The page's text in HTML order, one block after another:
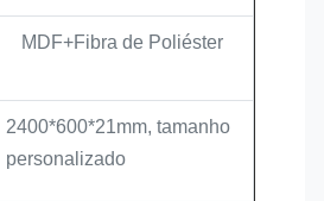
MDF+Fibra de Poliéster
2400*600*21mm, tamanho
personalizado